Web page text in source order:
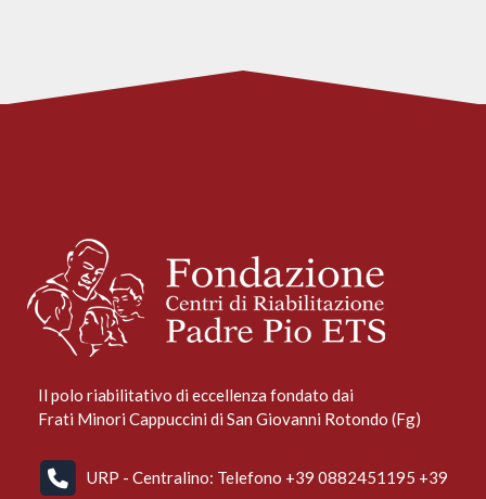
Il polo riabilitativo di eccellenza fondato dai
Frati Minori Cappuccini di San Giovanni Rotondo (Fg)
URP - Centralino: Telefono +39 0882451195 +39